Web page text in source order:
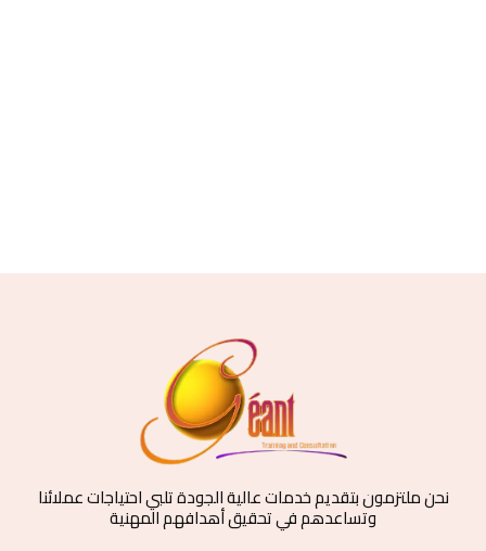
نحن ملتزمون بتقديم خدمات عالية الجودة تلبي احتياجات عملائنا
وتساعدهم في تحقيق أهدافهم المهنية